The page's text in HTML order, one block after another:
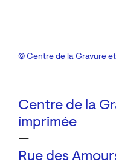
Centre de la
imprimée
—
Rue des
© Centre de la Gravure